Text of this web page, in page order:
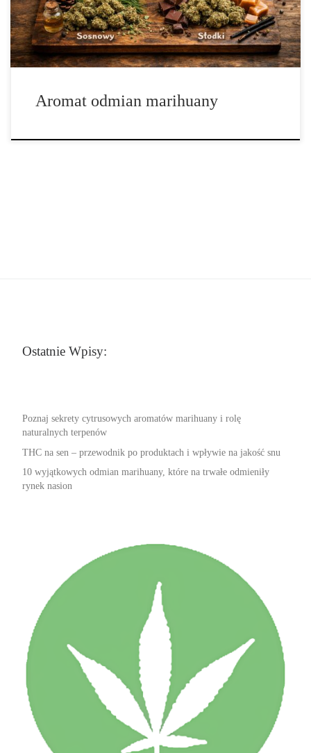
cytrusowa nuta przywodząca na myśl świeżo startą skórkę cytryny
lub […]
Aromat odmian marihuany
Ostatnie Wpisy:
Poznaj sekrety cytrusowych aromatów marihuany i rolę
naturalnych terpenów
THC na sen – przewodnik po produktach i wpływie na jakość snu
10 wyjątkowych odmian marihuany, które na trwałe odmieniły
rynek nasion